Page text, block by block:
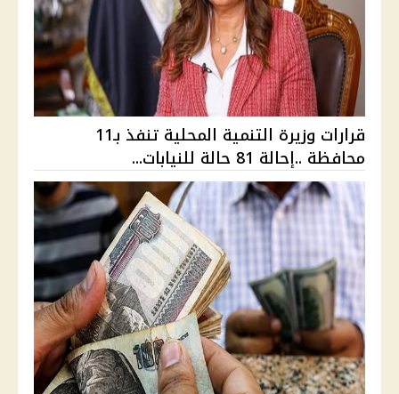
قرارات وزيرة التنمية المحلية تنفذ بـ11
محافظة ..إحالة 81 حالة للنيابات...